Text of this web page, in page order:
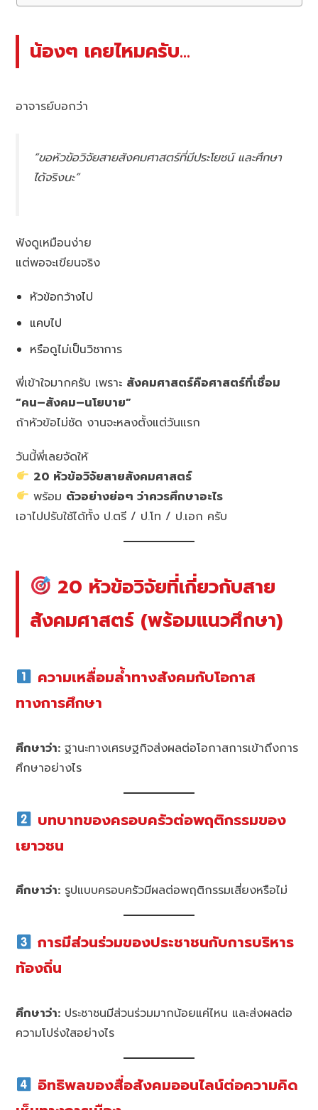
น้องๆ เคยไหมครับ…
อาจารย์บอกว่า
“ขอหัวข้อวิจัยสายสังคมศาสตร์ที่มีประโยชน์ และศึกษา
ได้จริงนะ”
ฟังดูเหมือนง่าย
แต่พอจะเขียนจริง
หัวข้อกว้างไป
แคบไป
หรือดูไม่เป็นวิชาการ
พี่เข้าใจมากครับ เพราะ สังคมศาสตร์คือศาสตร์ที่เชื่อม
“คน–สังคม–นโยบาย”
ถ้าหัวข้อไม่ชัด งานจะหลงตั้งแต่วันแรก
วันนี้พี่เลยจัดให้
20 หัวข้อวิจัยสายสังคมศาสตร์
พร้อม ตัวอย่างย่อๆ ว่าควรศึกษาอะไร
เอาไปปรับใช้ได้ทั้ง ป.ตรี / ป.โท / ป.เอก ครับ
20 หัวข้อวิจัยที่เกี่ยวกับสาย
สังคมศาสตร์ (พร้อมแนวศึกษา)
ความเหลื่อมล้ำทางสังคมกับโอกาส
ทางการศึกษา
ศึกษาว่า: ฐานะทางเศรษฐกิจส่งผลต่อโอกาสการเข้าถึงการ
ศึกษาอย่างไร
บทบาทของครอบครัวต่อพฤติกรรมของ
เยาวชน
ศึกษาว่า: รูปแบบครอบครัวมีผลต่อพฤติกรรมเสี่ยงหรือไม่
การมีส่วนร่วมของประชาชนกับการบริหาร
ท้องถิ่น
ศึกษาว่า: ประชาชนมีส่วนร่วมมากน้อยแค่ไหน และส่งผลต่อ
ความโปร่งใสอย่างไร
อิทธิพลของสื่อสังคมออนไลน์ต่อความคิด